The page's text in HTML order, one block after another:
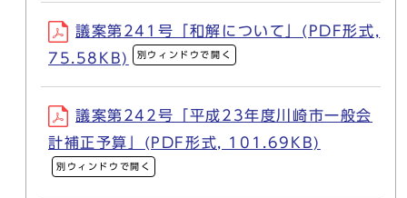
議案第241号「和解について」(PDF形式,
75.58KB)
別ウィンドウで開く
議案第242号「平成23年度川崎市一般会
計補正予算」(PDF形式, 101.69KB)
別ウィンドウで開く